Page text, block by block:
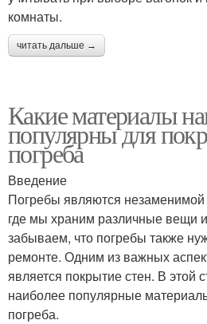
комнаты.
читать дальше →
Какие материалы
популярны для
погреба
Введение
Погребы являются
где мы храним различные вещи
забываем, что погребы также
ремонте. Одним из важных
является покрытие стен. В этой
наиболее популярные
погреба.